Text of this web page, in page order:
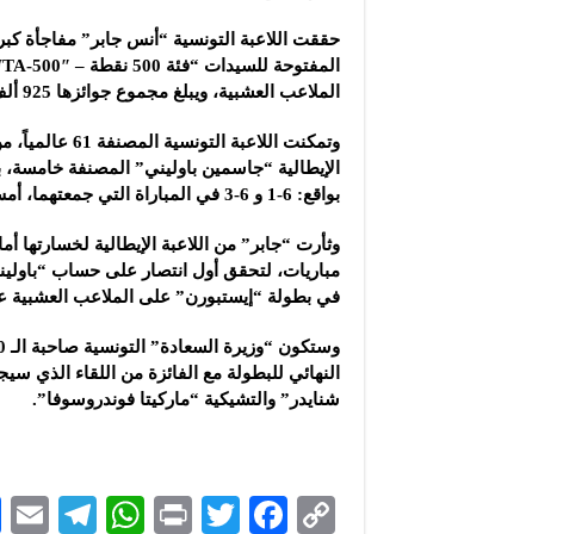
شركة “جالكسي
شركة “علاء دعبول
شركة “عكاظ” للإمداد:
حققت اللاعبة التونسية “أنس جابر” مفاجأة
الملاعب العشبية، ويبلغ مجموع جوائزها 925 ألف يورو.
وتمكنت اللاعبة
الإيطالية “جاسمين باوليني” المصنفة خامسة،
بواقع: 6-1 و 6-3 في المباراة التي جمعتهما، أمس الأربعاء.
مباريات، لتحقق أول انتصار على حساب
في بطولة “إيستبورن” على الملاعب العشبية عام
النهائي للبطولة مع الفائزة من اللقاء الذي
شنايدر” والتشيكية “ماركيتا فوندروسوفا”.
C
F
T
P
W
Te